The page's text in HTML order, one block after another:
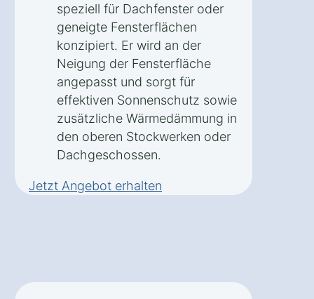
speziell für Dachfenster oder
geneigte Fensterflächen
konzipiert. Er wird an der
Neigung der Fensterfläche
angepasst und sorgt für
effektiven Sonnenschutz sowie
zusätzliche Wärmedämmung in
den oberen Stockwerken oder
Dachgeschossen.
Jetzt Angebot erhalten